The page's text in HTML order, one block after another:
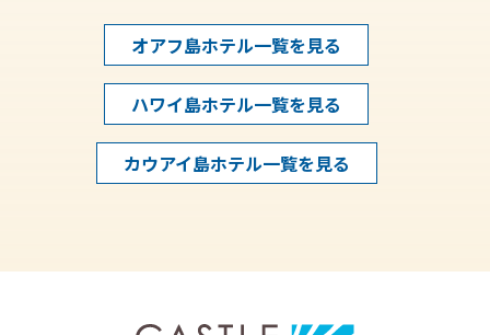
オアフ島ホテル一覧を見る
ハワイ島ホテル一覧を見る
カウアイ島ホテル一覧を見る